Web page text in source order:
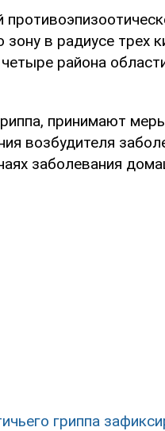
в радиусе трех
района
принимают
возбудителя
заболевания
гриппа